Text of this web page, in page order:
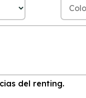
del renting.